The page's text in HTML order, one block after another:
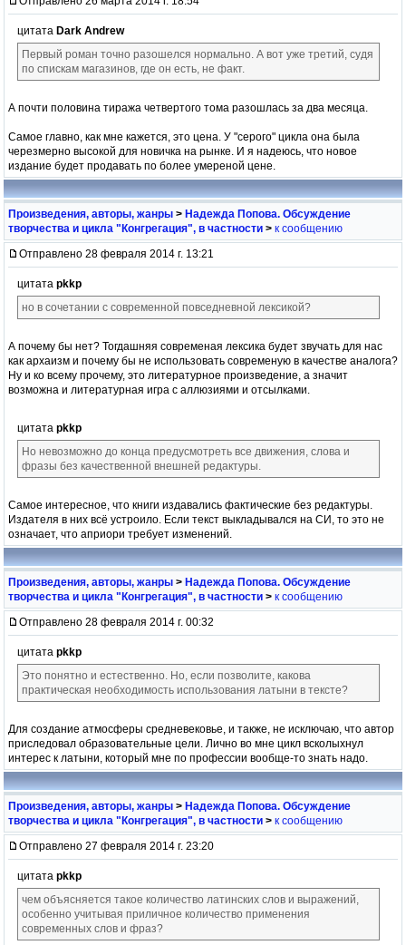
цитата Dark Andrew
Первый роман точно разошелся нормально. А вот уже третий, судя
по спискам магазинов, где он есть, не факт.
А почти половина тиража четвертого тома разошлась за два месяца.
Самое главно, как мне кажется, это цена. У "серого" цикла она была
черезмерно высокой для новичка на рынке. И я надеюсь, что новое
издание будет продавать по более умереной цене.
Произведения, авторы, жанры > Надежда Попова. Обсуждение
творчества и цикла "Конгрегация", в частности > к сообщению
Отправлено 28 февраля 2014 г. 13:21
цитата pkkp
но в сочетании с современной повседневной лексикой?
А почему бы нет? Тогдашняя современая лексика будет звучать для нас
как архаизм и почему бы не использовать современую в качестве аналога?
Ну и ко всему прочему, это литературное произведение, а значит
возможна и литературная игра с аллюзиями и отсылками.
цитата pkkp
Но невозможно до конца предусмотреть все движения, слова и
фразы без качественной внешней редактуры.
Самое интересное, что книги издавались фактические без редактуры.
Издателя в них всё устроило. Если текст выкладывался на СИ, то это не
означает, что априори требует изменений.
Произведения, авторы, жанры > Надежда Попова. Обсуждение
творчества и цикла "Конгрегация", в частности > к сообщению
Отправлено 28 февраля 2014 г. 00:32
цитата pkkp
Это понятно и естественно. Но, если позволите, какова
практическая необходимость использования латыни в тексте?
Для создание атмосферы средневековье, и также, не исключаю, что автор
приследовал образовательные цели. Лично во мне цикл всколыхнул
интерес к латыни, который мне по профессии вообще-то знать надо.
Произведения, авторы, жанры > Надежда Попова. Обсуждение
творчества и цикла "Конгрегация", в частности > к сообщению
Отправлено 27 февраля 2014 г. 23:20
цитата pkkp
чем объясняется такое количество латинских слов и выражений,
особенно учитывая приличное количество применения
современных слов и фраз?